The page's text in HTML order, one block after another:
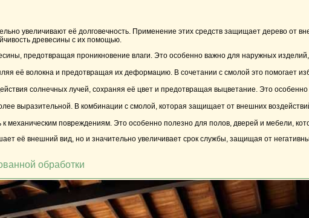
увеличивают её долговечность. Применение этих средств защищает дерево от
древесины с их помощью.
предотвращая проникновение влаги. Это особенно важно для наружных изделий,
её волокна и предотвращая их деформацию. В сочетании с смолой это помогает
солнечных лучей, сохраняя её цвет и предотвращая выцветание. Это
выразительной. В комбинации с смолой, которая защищает от внешних
механическим повреждениям. Это особенно полезно для полов, дверей и мебели,
её внешний вид, но и значительно увеличивает срок службы, защищая от
обработки